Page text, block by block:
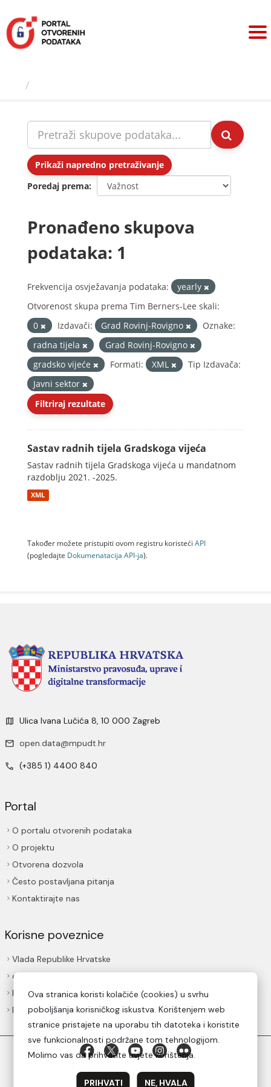
sadržaj
Prikaži napredno pretraživanje
Poredaj prema
Pronađeno skupova
podataka: 1
Frekvencija osvježavanja podataka:
yearly
Otvorenost skupa prema Tim Berners-Lee skali:
0
Izdavači: Grad Rovinj-Rovigno
Oznake:
radna tijela
Grad Rovinj-Rovigno
gradsko vijeće
Formati: XML
Tip Izdavača:
Javni sektor
Filtriraj rezultate
Sastav radnih tijela Gradskoga vijeća
Sastav radnih tijela Gradskoga vijeća u mandatnom
razdoblju 2021. -2025.
XML
Također možete pristupiti ovom registru koristeći API
(pogledajte Dokumenаtаcijа API-jа).